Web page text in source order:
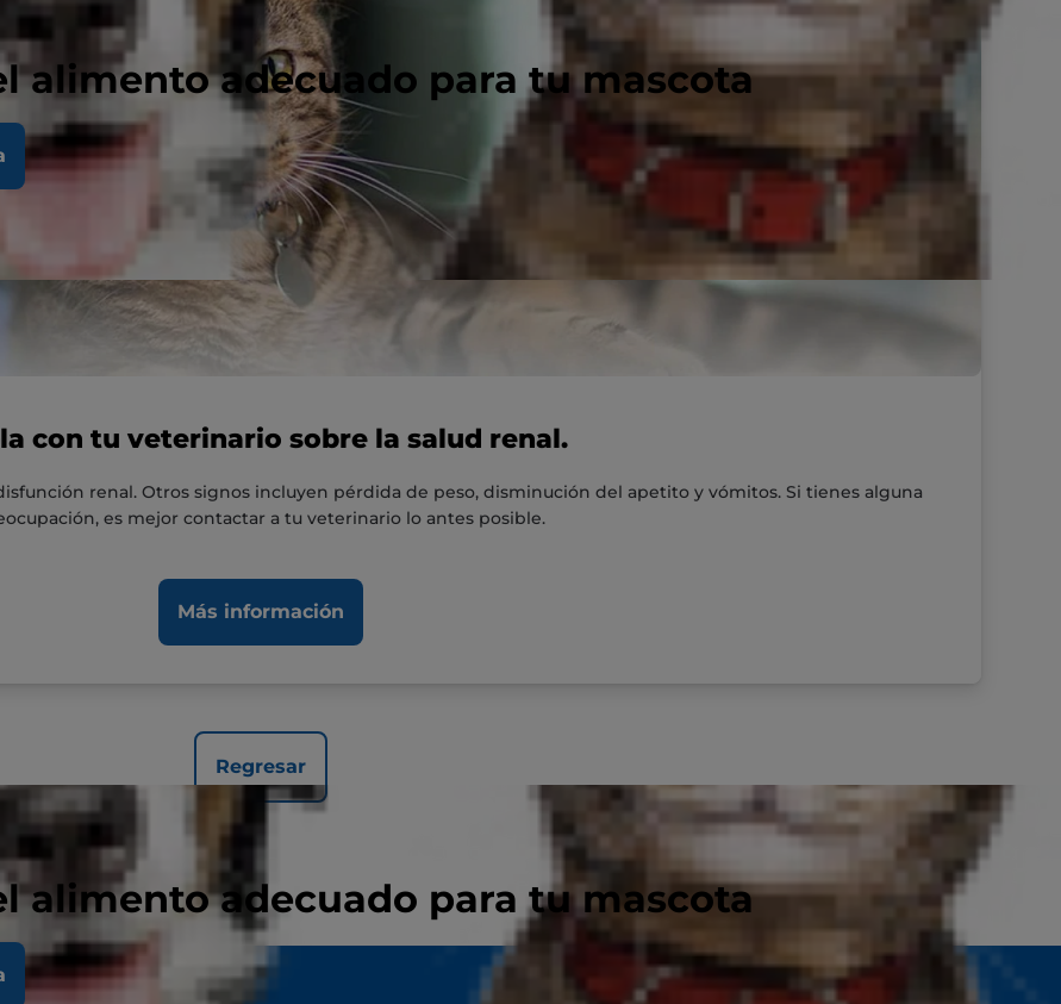
alimento adecuado para tu mascota
alimento adecuado para tu mascota
con tu veterinario sobre la salud renal.
renal. Otros signos incluyen pérdida de peso, disminución del apetito y vómitos. Si tienes alguna
es mejor contactar a tu veterinario lo antes posible.
Más información
Regresar